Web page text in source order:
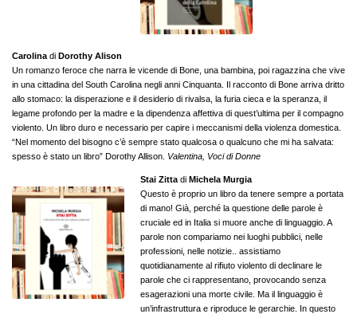
Carolina di Dorothy Alison
Un romanzo feroce che narra le vicende di Bone, una bambina, poi ragazzina che vive
in una cittadina del South Carolina negli anni Cinquanta. Il racconto di Bone arriva dritto
allo stomaco: la disperazione e il desiderio di rivalsa, la furia cieca e la speranza, il
legame profondo per la madre e la dipendenza affettiva di quest’ultima per il compagno
violento. Un libro duro e necessario per capire i meccanismi della violenza domestica.
“Nel momento del bisogno c’è sempre stato qualcosa o qualcuno che mi ha salvata:
spesso è stato un libro” Dorothy Allison. Valentina, Voci di Donne
Stai Zitta di Michela Murgia
Questo è proprio un libro da tenere sempre a portata
di mano! Già, perché la questione delle parole è
cruciale ed in Italia si muore anche di linguaggio. A
parole non compariamo nei luoghi pubblici, nelle
professioni, nelle notizie.. assistiamo
quotidianamente al rifiuto violento di declinare le
parole che ci rappresentano, provocando senza
esagerazioni una morte civile. Ma il linguaggio è
un’infrastruttura e riproduce le gerarchie. In questo